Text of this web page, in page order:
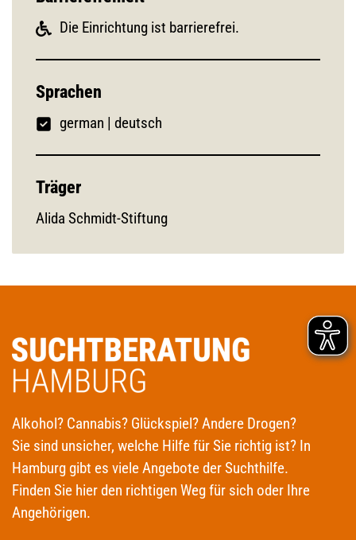
Die Einrichtung ist barrierefrei.
Sprachen
german | deutsch
Träger
Alida Schmidt-Stiftung
Alkohol? Cannabis? Glückspiel? Andere Drogen?
Sie sind unsicher, welche Hilfe für Sie richtig ist? In
Hamburg gibt es viele Angebote der Suchthilfe.
Finden Sie hier den richtigen Weg für sich oder Ihre
Angehörigen.